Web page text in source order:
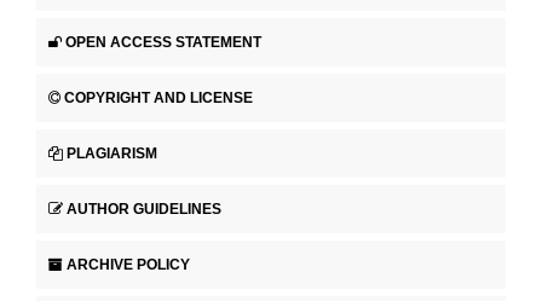
OPEN ACCESS STATEMENT
COPYRIGHT AND LICENSE
PLAGIARISM
AUTHOR GUIDELINES
ARCHIVE POLICY